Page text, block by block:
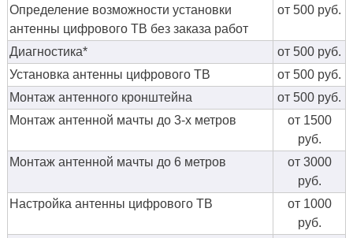
Определение возможности установки
антенны цифрового ТВ без заказа работ
от 500 руб.
Диагностика*
от 500 руб.
Установка антенны цифрового ТВ
от 500 руб.
Монтаж антенного кронштейна
от 500 руб.
Монтаж антенной мачты до 3-х метров
от 1500
руб.
Монтаж антенной мачты до 6 метров
от 3000
руб.
Настройка антенны цифрового ТВ
от 1000
руб.